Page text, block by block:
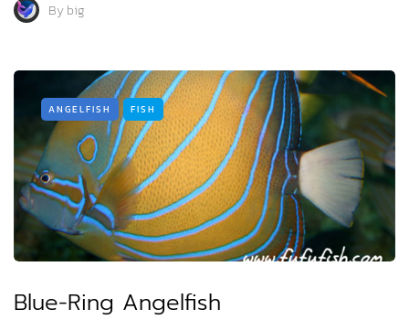
Bybig
ANGELFISH FISH
Blue-Ring Angelfish